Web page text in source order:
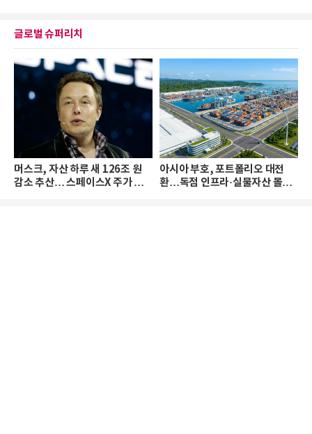
글로벌 슈퍼리치
머스크, 자산 하루 새 126조 원
감소 추산… 스페이스X 주가 하
아시아 부호, 포트폴리오 대전
환…독점 인프라·실물자산 몰린